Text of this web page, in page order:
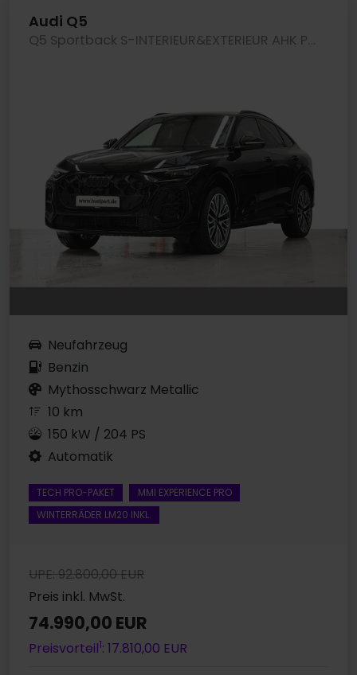
Audi Q5
Q5 Sportback S-INTERIEUR&EXTERIEUR AHK PANO LM21
Neufahrzeug
Benzin
Mythosschwarz Metallic
10 km
150 kW / 204 PS
Automatik
TECH PRO-PAKET
MMI EXPERIENCE PRO
WINTERRÄDER LM20 INKL.
UPE: 92.800,00 EUR
Preis inkl. MwSt.
74.990,00 EUR
Preisvorteil1: 17.810,00 EUR